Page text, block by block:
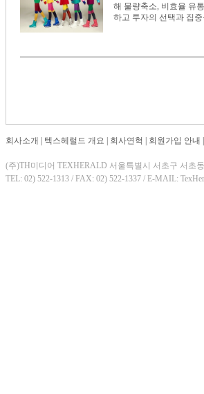
해 물량축소, 비효율 유
하고 투자의 선택과 집
회사소개 텍스헤럴드 개요 회사연혁 회원가입 안내
(주)TH미디어 TEXHERALD 서울특별시 서초구 서초동
TEL: 02) 522-1313 / FAX: 02) 522-1337 / E-MAIL: